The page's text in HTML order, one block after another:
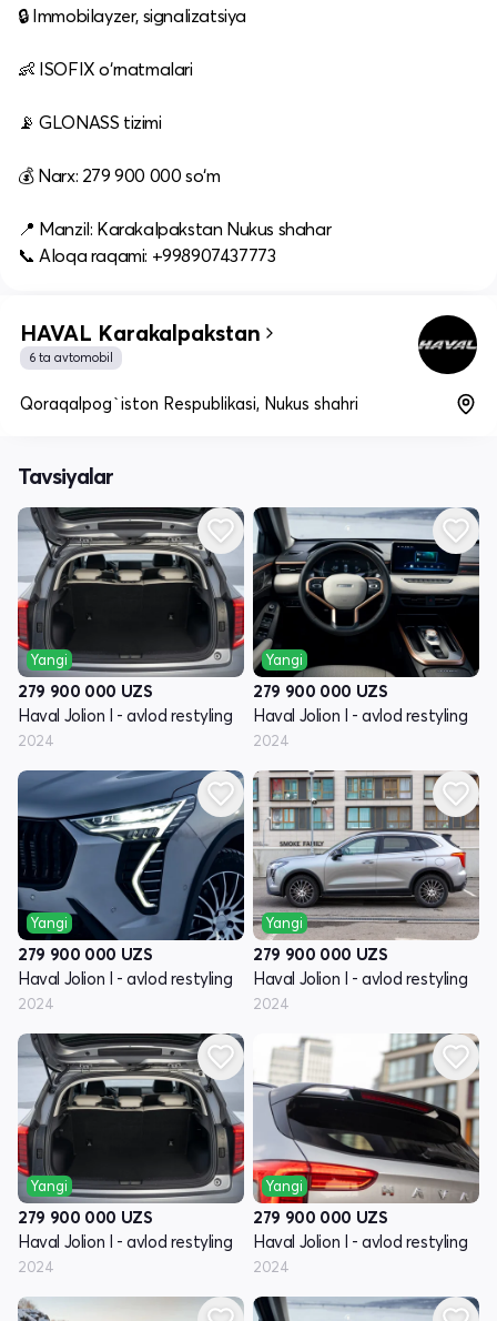
🔒 Immobilayzer, signalizatsiya
👶 ISOFIX o‘rnatmalari
📡 GLONASS tizimi
💰 Narx: 279 900 000 so‘m
📍 Manzil: Karakalpakstan Nukus shahar
📞 Aloqa raqami: +998907437773
HAVAL Karakalpakstan
6 ta avtomobil
Qoraqalpog`iston Respublikasi, Nukus shahri
Tavsiyalar
Yangi
279 900 000 UZS
Haval Jolion I - avlod restyling
2024
Yangi
279 900 000 UZS
Haval Jolion I - avlod restyling
2024
Yangi
279 900 000 UZS
Haval Jolion I - avlod restyling
2024
Yangi
279 900 000 UZS
Haval Jolion I - avlod restyling
2024
Yangi
279 900 000 UZS
Haval Jolion I - avlod restyling
2024
Yangi
279 900 000 UZS
Haval Jolion I - avlod restyling
2024